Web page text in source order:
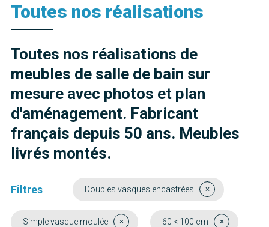
Toutes nos réalisations
Toutes nos réalisations de
meubles de salle de bain sur
mesure avec photos et plan
d'aménagement. Fabricant
français depuis 50 ans. Meubles
livrés montés.
Filtres Doubles vasques encastrées
Simple vasque moulée 60 < 100 cm